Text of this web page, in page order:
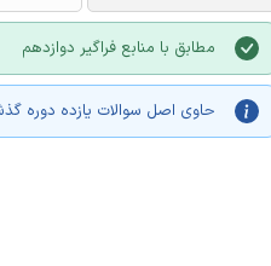
مطابق با منابع فراگیر دوازدهم
حاوی اصل سوالات یازده دوره گذشته فراگیر از سال 94 الی